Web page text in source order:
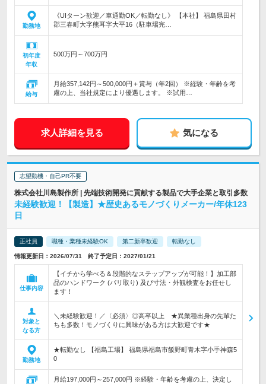
勤務地
《UIターン歓迎／車通勤OK／転勤なし》 【本社】 福島県田村
郡三春町大字熊耳字大平16（駐車場完…
初年度
年収
500万円～700万円
給与
月給357,142円～500,000円＋賞与（年2回） ※経験・年齢を考
慮の上、当社規定により優遇します。 ※試用…
求人詳細を見る 気になる
志望動機・自己PR不要
株式会社川島製作所 | 先端技術開発に貢献する製品で大手企業と取引多数
未経験歓迎！【製造】★歴史あるモノづくりメーカー/年休123
日
正社員 職種・業種未経験OK 第二新卒歓迎 転勤なし
情報更新日：2026/07/31 終了予定日：2027/01/21
仕事内容
【イチから学べる＆段階的なステップアップが可能！】加工部
品のハンドワーク (パリ取り) 及び寸法・外観検査をお任せし
ます！
対象と
なる方
＼未経験歓迎！／〈必須〉◎高卒以上 ★異業種出身の先輩た
ちも多数！モノづくりに興味がある方は大歓迎です★
勤務地
★転勤なし 【福島工場】 福島県福島市飯野町青木字小手神森5
0
月給197,000円～257,000円 ※経験・年齢を考慮の上、決定し